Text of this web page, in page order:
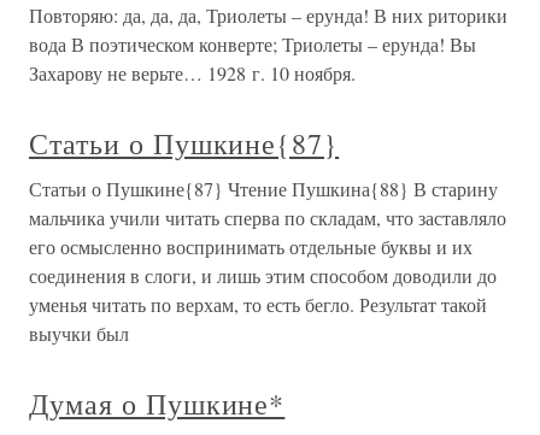
Повторяю: да, да, да, Триолеты – ерунда! В них риторики
вода В поэтическом конверте; Триолеты – ерунда! Вы
Захарову не верьте… 1928 г. 10 ноября.
Статьи о Пушкине{87}
Статьи о Пушкине{87} Чтение Пушкина{88} В старину
мальчика учили читать сперва по складам, что заставляло
его осмысленно воспринимать отдельные буквы и их
соединения в слоги, и лишь этим способом доводили до
уменья читать по верхам, то есть бегло. Результат такой
выучки был
Думая о Пушкине*